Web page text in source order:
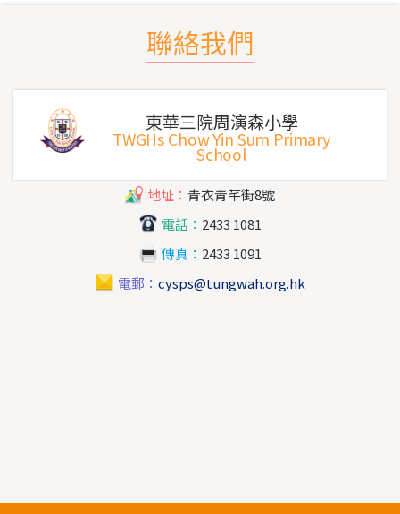
聯絡我們
東華三院周演森小學
TWGHs Chow Yin Sum Primary
School
地址： 青衣青芊街8號
電話： 2433 1081
傳真： 2433 1091
電郵： cysps@tungwah.org.hk